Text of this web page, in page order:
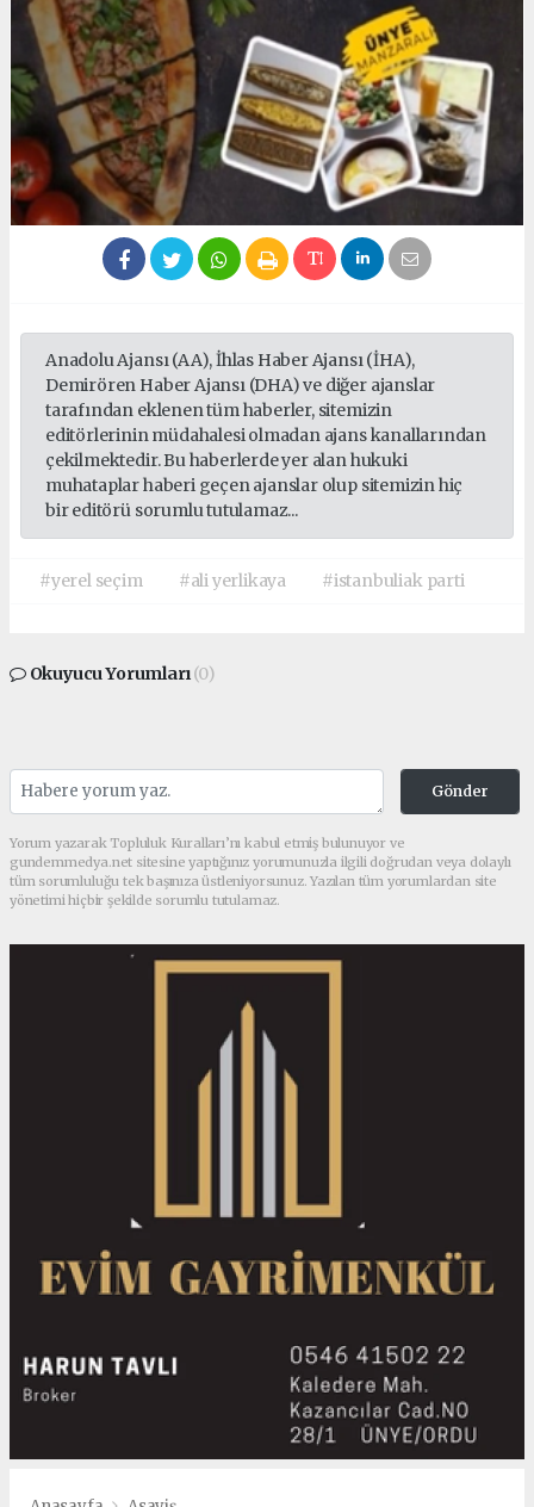
Anadolu Ajansı (AA), İhlas Haber Ajansı (İHA),
Demirören Haber Ajansı (DHA) ve diğer ajanslar
tarafından eklenen tüm haberler, sitemizin
editörlerinin müdahalesi olmadan ajans kanallarından
çekilmektedir. Bu haberlerde yer alan hukuki
muhataplar haberi geçen ajanslar olup sitemizin hiç
bir editörü sorumlu tutulamaz...
#yerel seçim #ali yerlikaya #istanbuliak parti
Okuyucu Yorumları(0)
Gönder
Yorum yazarak Topluluk Kuralları’nı kabul etmiş bulunuyor ve
gundemmedya.net sitesine yaptığınız yorumunuzla ilgili doğrudan veya dolaylı
tüm sorumluluğu tek başınıza üstleniyorsunuz. Yazılan tüm yorumlardan site
yönetimi hiçbir şekilde sorumlu tutulamaz.